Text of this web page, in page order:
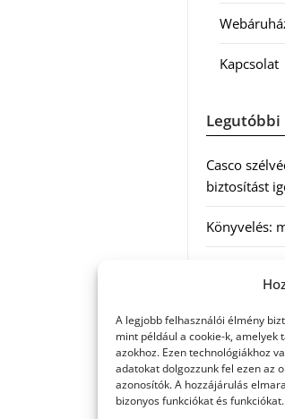
A legjobb felhasználói élmény
mint például a cookie-k,
azokhoz. Ezen technológiákhoz
adatokat dolgozzunk fel ezen az
azonosítók. A hozzájárulás
bizonyos funkciókat és funkciókat.
Kapcsolat
Legutóbbi
Casco
biztosítást
Könyvelés:
szakszerű
Munkajogi
a jogi